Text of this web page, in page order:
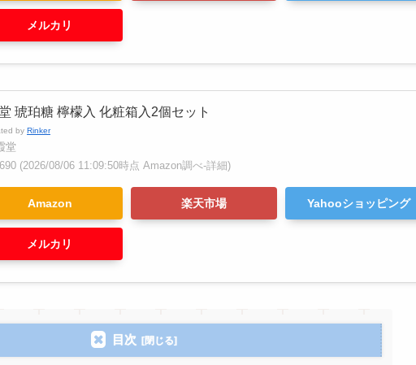
メルカリ
琥珀糖 檸檬入 化粧箱入2個セット
by Rinker
堂
(2026/08/06 11:09:50時点 Amazon調べ-詳細)
Amazon 楽天市場 Yahooショッピング
メルカリ
目次